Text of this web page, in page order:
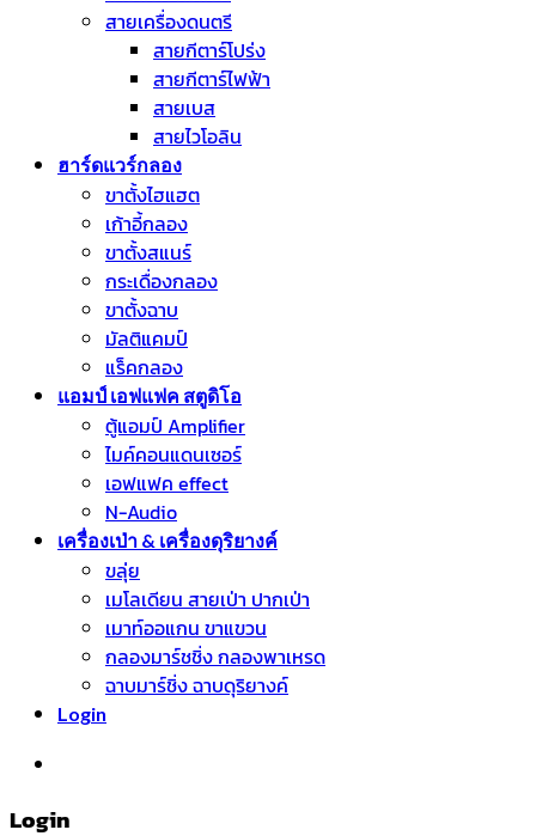
สายเครื่องดนตรี
สายกีตาร์โปร่ง
สายกีตาร์ไฟฟ้า
สายเบส
สายไวโอลิน
ฮาร์ดแวร์กลอง
ขาตั้งไฮแฮต
เก้าอี้กลอง
ขาตั้งสแนร์
กระเดื่องกลอง
ขาตั้งฉาบ
มัลติแคมป์
แร็คกลอง
แอมป์ เอฟแฟค สตูดิโอ
ตู้แอมป์ Amplifier
ไมค์คอนแดนเซอร์
เอฟแฟค effect
N-Audio
เครื่องเป่า & เครื่องดุริยางค์
ขลุ่ย
เมโลเดียน สายเป่า ปากเป่า
เมาท์ออแกน ขาแขวน
กลองมาร์ชชิ่ง กลองพาเหรด
ฉาบมาร์ชิ่ง ฉาบดุริยางค์
Login
Login